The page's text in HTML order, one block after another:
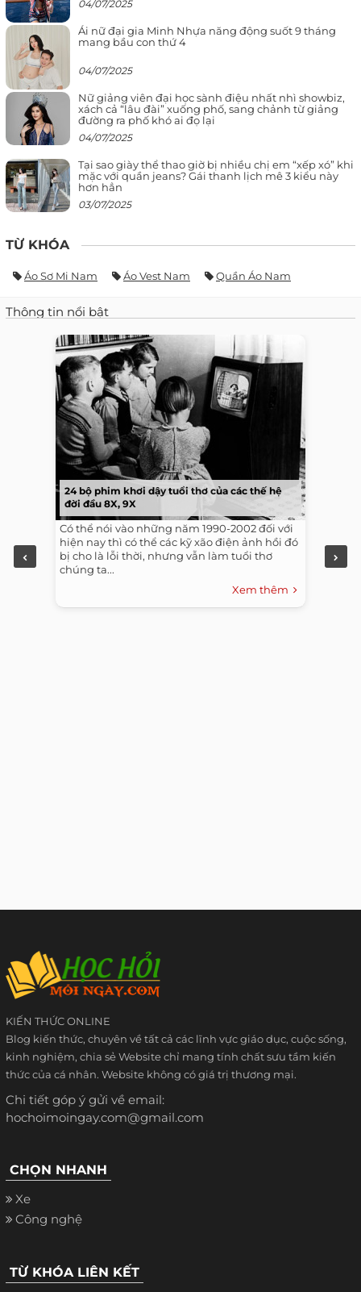
04/07/2025
Ái nữ đại gia Minh Nhựa năng động suốt 9 tháng
mang bầu con thứ 4
04/07/2025
Nữ giảng viên đại học sành điệu nhất nhì showbiz,
xách cả “lâu đài” xuống phố, sang chảnh từ giảng
đường ra phố khó ai đọ lại
04/07/2025
Tại sao giày thể thao giờ bị nhiều chị em “xếp xó” khi
mặc với quần jeans? Gái thanh lịch mê 3 kiểu này
hơn hẳn
03/07/2025
TỪ KHÓA
Áo Sơ Mi Nam Áo Vest Nam Quần Áo Nam
Thông tin nổi bật
24 bộ phim khơi dậy tuổi thơ của các thế hệ
đời đầu 8X, 9X
Có thể nói vào những năm 1990-2002 đối với
hiện nay thì có thể các kỹ xão điện ảnh hồi đó
bị cho là lỗi thời, nhưng vẫn làm tuổi thơ
chúng ta...
Xem thêm
KIẾN THỨC ONLINE
Blog kiến thức, chuyên về tất cả các lĩnh vực giáo dục, cuộc sống,
kinh nghiệm, chia sẻ Website chỉ mang tính chất sưu tầm kiến
thức của cá nhân. Website không có giá trị thương mại.
Chi tiết góp ý gửi về email:
hochoimoingay.com@gmail.com
CHỌN NHANH
Xe
Công nghệ
TỪ KHÓA LIÊN KẾT